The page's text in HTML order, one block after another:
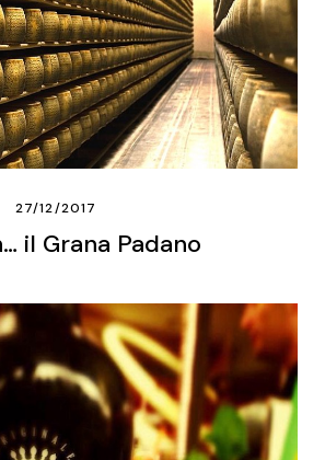
27/12/2017
il Grana Padano